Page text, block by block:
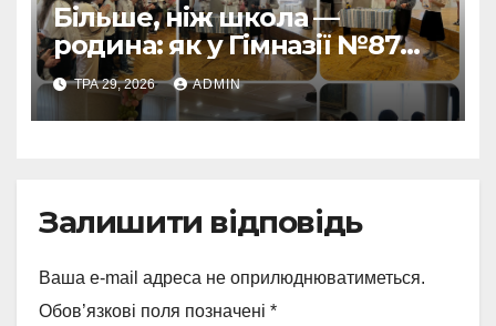
Більше, ніж школа —
родина: як у Гімназії №87
пролунав останній дзвоник
ТРА 29, 2026 ADMIN
Залишити відповідь
Ваша e-mail адреса не оприлюднюватиметься.
Обов’язкові поля позначені *